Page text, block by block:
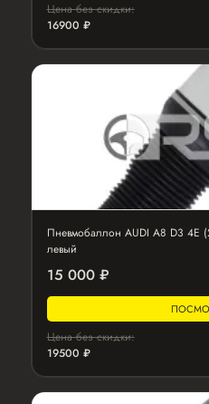
Цена без скидки:
16900 ₽
Пневмобаллон AUDI A8 D3 4E
левый
15 000 ₽
Цена без скидки:
19500 ₽